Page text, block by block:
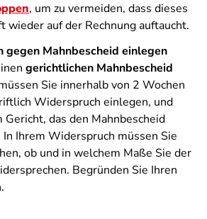
, um zu vermeiden, dass dieses
wieder auf der Rechnung auftaucht.
gegen Mahnbescheid einlegen
gerichtlichen Mahnbescheid
Sie innerhalb von 2 Wochen
Widerspruch einlegen, und
Gericht, das den Mahnbescheid
Ihrem Widerspruch müssen Sie
ob und in welchem Maße Sie der
Begründen Sie Ihren